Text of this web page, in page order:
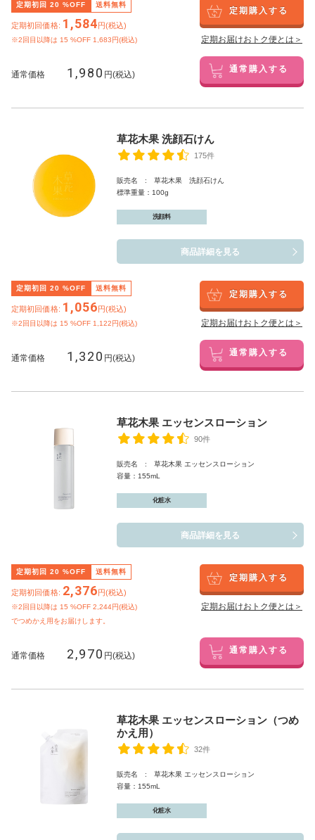
定期初回 20 %OFF 送料無料
定期初回価格: 1,584円(税込)
※2回目以降は 15 %OFF 1,683円(税込)
定期購入する
定期お届けおトク便とは＞
通常価格 1,980 円(税込) 通常購入する
草花木果 洗顔石けん
175件
販売名 : 草花木果 洗顔石けん
標準重量：100g
洗顔料
商品詳細を見る
定期初回 20 %OFF 送料無料
定期初回価格: 1,056円(税込)
※2回目以降は 15 %OFF 1,122円(税込)
定期購入する
定期お届けおトク便とは＞
通常価格 1,320 円(税込) 通常購入する
草花木果 エッセンスローション
90件
販売名 : 草花木果 エッセンスローション
容量：155mL
化粧水
商品詳細を見る
定期初回 20 %OFF 送料無料
定期初回価格: 2,376円(税込)
※2回目以降は 15 %OFF 2,244円(税込)
でつめかえ用をお届けします。
定期購入する
定期お届けおトク便とは＞
通常価格 2,970 円(税込) 通常購入する
草花木果 エッセンスローション（つめ
かえ用）
32件
販売名 : 草花木果 エッセンスローション
容量：155mL
化粧水